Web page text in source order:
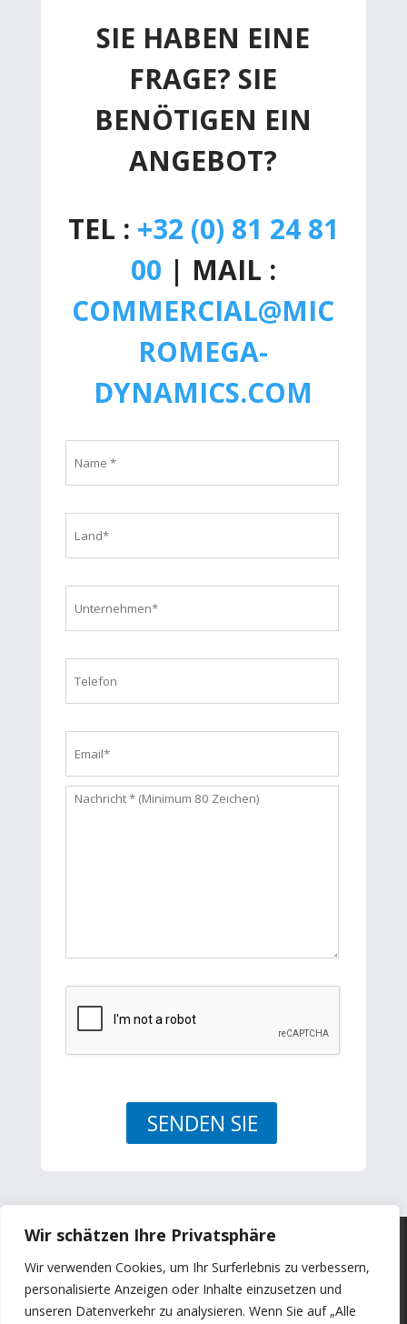
Wir schätzen Ihre Privatsphäre
Wir verwenden Cookies, um Ihr Surferlebnis zu verbessern,
personalisierte Anzeigen oder Inhalte einzusetzen und
unseren Datenverkehr zu analysieren. Wenn Sie auf „Alle
SIE HABEN EINE
FRAGE? SIE
BENÖTIGEN EIN
ANGEBOT?
TEL : +32 (0) 81 24 81
00 | MAIL :
COMMERCIAL@MIC
ROMEGA-
DYNAMICS.COM
Überwachung von Schwingungen